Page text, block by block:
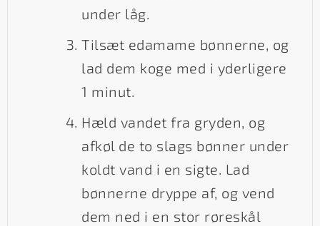
under låg.
Tilsæt edamame bønnerne, og
lad dem koge med i yderligere
1 minut.
Hæld vandet fra gryden, og
afkøl de to slags bønner under
koldt vand i en sigte. Lad
bønnerne dryppe af, og vend
dem ned i en stor røreskål